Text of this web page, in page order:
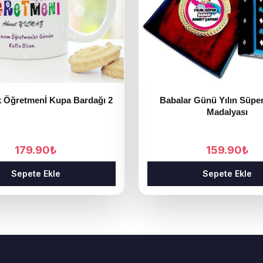
Öğretmenİ Kupa Bardağı 2
179.90₺
Sepete Ekle
Babalar Günü Yılın
Madalyası
159.90₺
Sepete Ekle